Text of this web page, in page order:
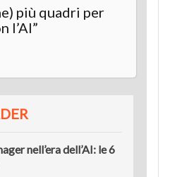
più quadri per
l’AI”
nell’era dell’AI: le 6